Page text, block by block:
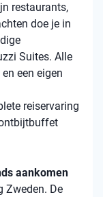
restaurants,
doe je in
Suites. Alle
een eigen
reiservaring
aankomen
Zweden. De